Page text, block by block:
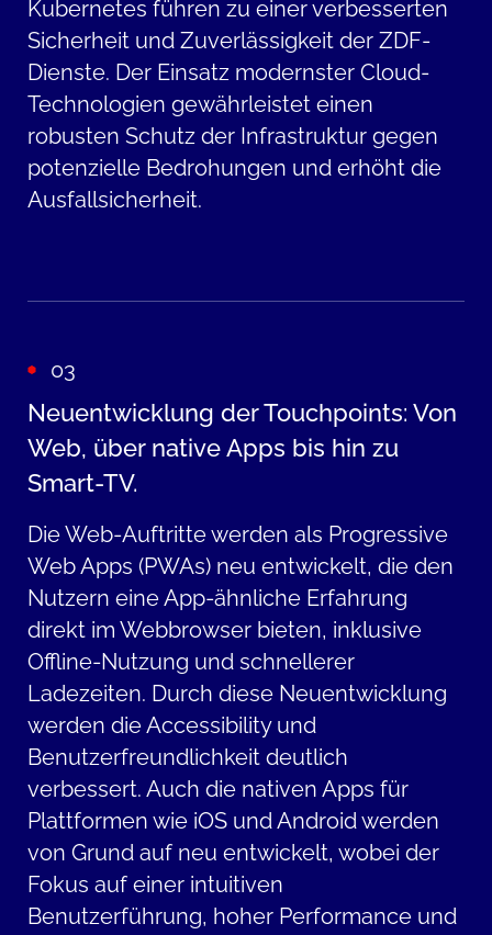
Kubernetes führen zu einer verbesserten
Sicherheit und Zuverlässigkeit der ZDF-
Dienste. Der Einsatz modernster Cloud-
Technologien gewährleistet einen
robusten Schutz der Infrastruktur gegen
potenzielle Bedrohungen und erhöht die
Ausfallsicherheit.
03
Neuentwicklung der Touchpoints: Von
Web, über native Apps bis hin zu
Smart-TV.
Die Web-Auftritte werden als Progressive
Web Apps (PWAs) neu entwickelt, die den
Nutzern eine App-ähnliche Erfahrung
direkt im Webbrowser bieten, inklusive
Offline-Nutzung und schnellerer
Ladezeiten. Durch diese Neuentwicklung
werden die Accessibility und
Benutzerfreundlichkeit deutlich
verbessert. Auch die nativen Apps für
Plattformen wie iOS und Android werden
von Grund auf neu entwickelt, wobei der
Fokus auf einer intuitiven
Benutzerführung, hoher Performance und